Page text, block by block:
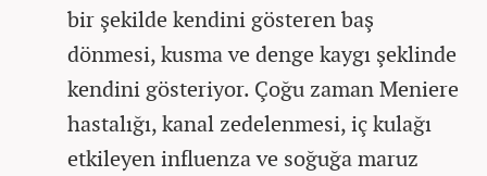
bir şekilde kendini gösteren baş
dönmesi, kusma ve denge kaygı şeklinde
kendini gösteriyor. Çoğu zaman Meniere
hastalığı, kanal zedelenmesi, iç kulağı
etkileyen influenza ve soğuğa maruz